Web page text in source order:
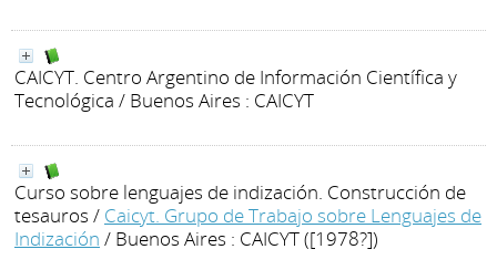
CAICYT. Centro Argentino de Información Científica y
Tecnológica / Buenos Aires : CAICYT
Curso sobre lenguajes de indización. Construcción de
tesauros / Caicyt. Grupo de Trabajo sobre Lenguajes de
Indización / Buenos Aires : CAICYT ([1978?])